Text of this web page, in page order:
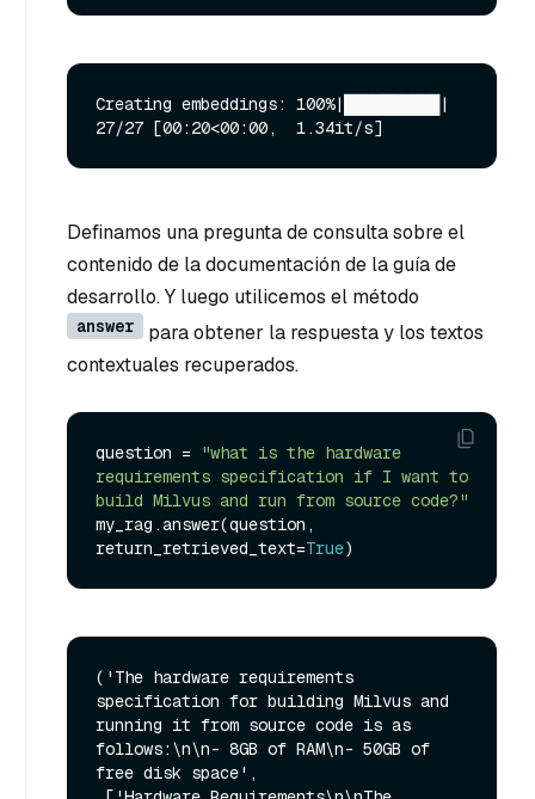
Creating embeddings: 100%|██████████|
Definamos una pregunta de consulta sobre el
contenido de la documentación de la guía de
desarrollo. Y luego utilicemos el método
answer
para obtener la respuesta y los textos
contextuales recuperados.
question =
"what is the hardware
requirements specification if I want to
build Milvus and run from source code?"
my_rag.answer(question,
return_retrieved_text=True
('The hardware requirements
specification for building Milvus and
running it from source code is as
follows:\n\n- 8GB of RAM\n- 50GB of
free disk space',